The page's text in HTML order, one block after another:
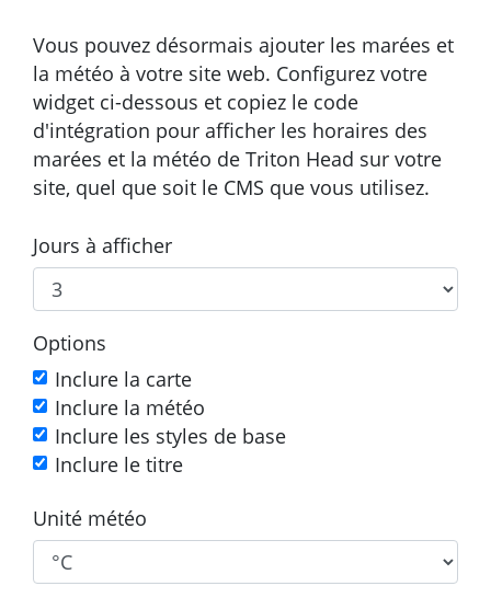
Vous pouvez désormais ajouter les marées et
la météo à votre site web. Configurez votre
widget ci-dessous et copiez le code
d'intégration pour afficher les horaires des
marées et la météo de Triton Head sur votre
site, quel que soit le CMS que vous utilisez.
Jours à afficher
Options
Inclure la carte
Inclure la météo
Inclure les styles de base
Inclure le titre
Unité météo